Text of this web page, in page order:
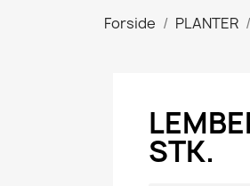
Forside PLANTER
STK.